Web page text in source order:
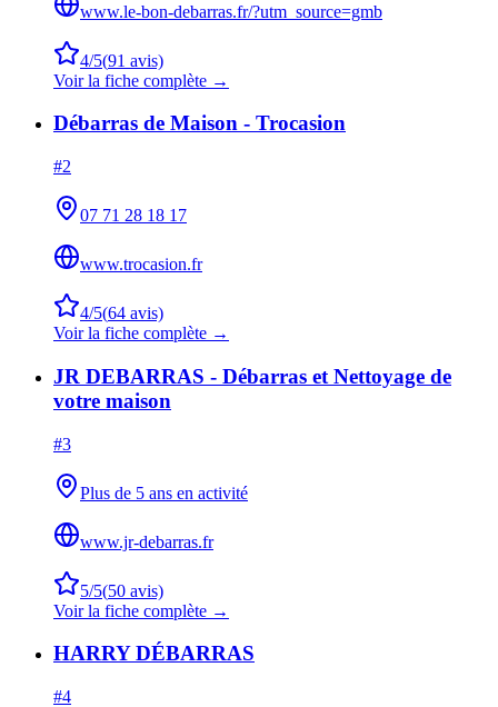
www.le-bon-debarras.fr/?utm_source=gmb
4/5(91 avis)
Voir la fiche complète →
Débarras de Maison - Trocasion
#2
07 71 28 18 17
www.trocasion.fr
4/5(64 avis)
Voir la fiche complète →
JR DEBARRAS - Débarras et Nettoyage de
votre maison
#3
Plus de 5 ans en activité
www.jr-debarras.fr
5/5(50 avis)
Voir la fiche complète →
HARRY DÉBARRAS
#4